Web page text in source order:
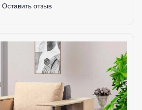
Оставить отзыв